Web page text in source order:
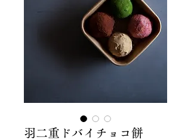
羽二重ドバイチョコ餅